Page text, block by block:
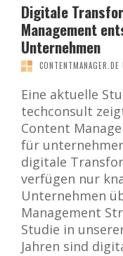
Digitale
Management
Unternehmen
CONTENTMANAGER.DE
Eine aktuelle
techconsult
Content
für
digitale
verfügen nur
Unternehmen
Management
Studie in
Jahren sind